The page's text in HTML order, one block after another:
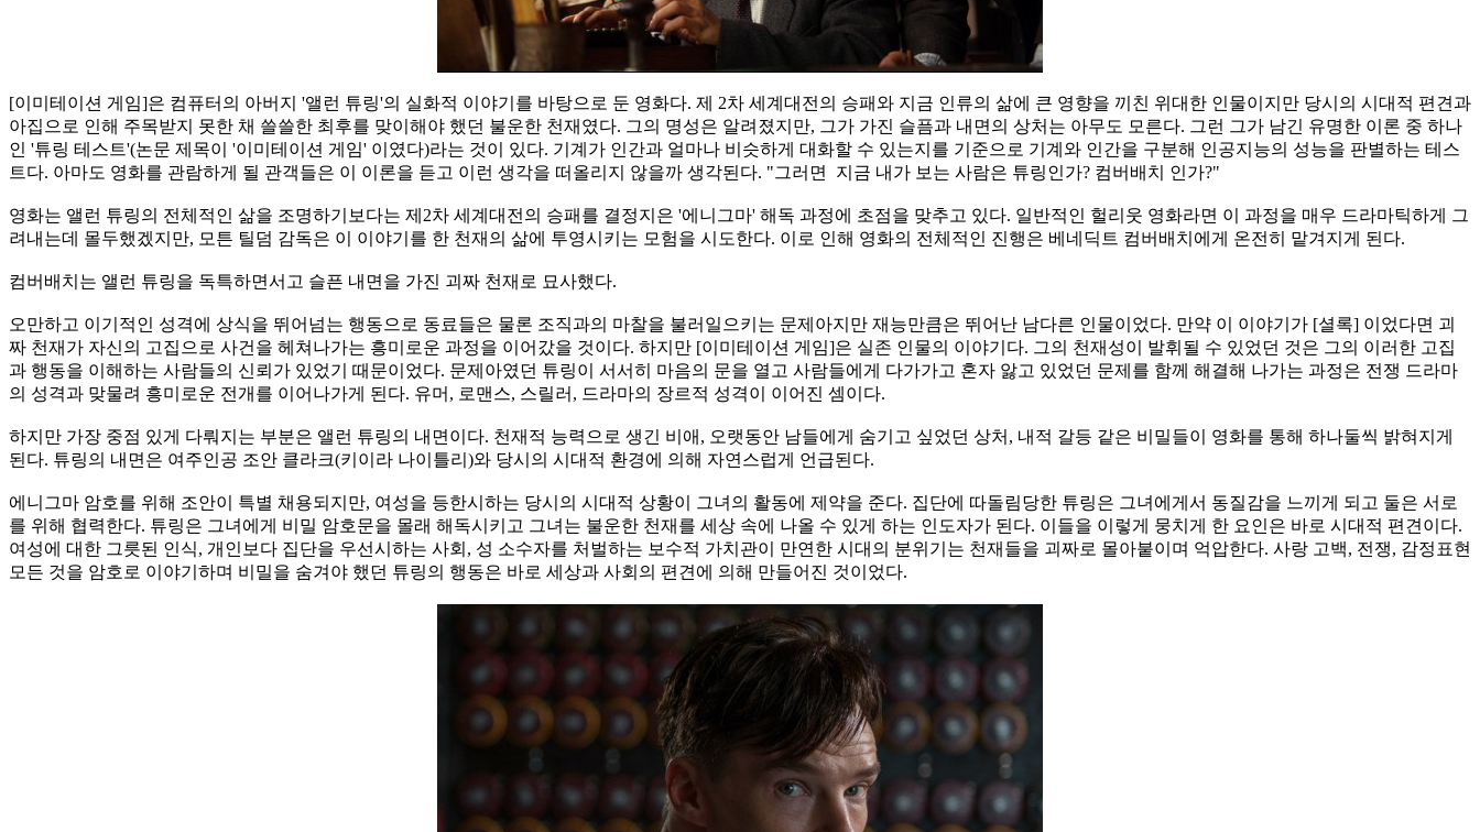
[이미테이션 게임]은 컴퓨터의 아버지 '앨런 튜링'의 실화적 이야기를 바탕으로 둔 영화다. 제 2차 세계대전의 승패와 지금 인류의 삶에 큰 영향을 끼친 위대한 인물이지만 당시의 시대적 편견과
아집으로 인해 주목받지 못한 채 쓸쓸한 최후를 맞이해야 했던 불운한 천재였다. 그의 명성은 알려졌지만, 그가 가진 슬픔과 내면의 상처는 아무도 모른다. 그런 그가 남긴 유명한 이론 중 하나
인 '튜링 테스트'(논문 제목이 '이미테이션 게임' 이였다)라는 것이 있다. 기계가 인간과 얼마나 비슷하게 대화할 수 있는지를 기준으로 기계와 인간을 구분해 인공지능의 성능을 판별하는 테스
트다. 아마도 영화를 관람하게 될 관객들은 이 이론을 듣고 이런 생각을 떠올리지 않을까 생각된다. "그러면 지금 내가 보는 사람은 튜링인가? 컴버배치 인가?"
영화는 앨런 튜링의 전체적인 삶을 조명하기보다는 제2차 세계대전의 승패를 결정지은 '에니그마' 해독 과정에 초점을 맞추고 있다. 일반적인 헐리웃 영화라면 이 과정을 매우 드라마틱하게 그
려내는데 몰두했겠지만, 모튼 틸덤 감독은 이 이야기를 한 천재의 삶에 투영시키는 모험을 시도한다. 이로 인해 영화의 전체적인 진행은 베네딕트 컴버배치에게 온전히 맡겨지게 된다.
컴버배치는 앨런 튜링을 독특하면서고 슬픈 내면을 가진 괴짜 천재로 묘사했다.
오만하고 이기적인 성격에 상식을 뛰어넘는 행동으로 동료들은 물론 조직과의 마찰을 불러일으키는 문제아지만 재능만큼은 뛰어난 남다른 인물이었다. 만약 이 이야기가 [셜록] 이었다면 괴
짜 천재가 자신의 고집으로 사건을 헤쳐나가는 흥미로운 과정을 이어갔을 것이다. 하지만 [이 미테이션 게임]은 실존 인물의 이야기다. 그의 천재성이 발휘될 수 있었던 것은 그의 이러한 고집
과 행동을 이해하는 사람들의 신뢰가 있었기 때문이었다. 문제아였던 튜링이 서서히 마음의 문을 열고 사람들에게 다가가고 혼자 앓고 있었던 문제를 함께 해결해 나가는 과정은 전쟁 드라마
의 성격과 맞물려 흥미로운 전개를 이어나가게 된다. 유머, 로맨스, 스릴러, 드라마의 장르적 성격이 이어진 셈이다.
하지만 가장 중점 있게 다뤄지는 부분은 앨런 튜링의 내면이다. 천재적 능력으로 생긴 비애, 오랫동안 남들에게 숨기고 싶었던 상처, 내적 갈등 같은 비밀들이 영화를 통해 하나둘씩 밝혀지게
된다. 튜링의 내면은 여주인공 조안 클라크(키이라 나이틀리)와 당시의 시대적 환경에 의해 자연스럽게 언급된다.
에니그마 암호를 위해 조안이 특별 채용되지만, 여성을 등한시하는 당시의 시대적 상황이 그녀의 활동에 제약을 준다. 집단에 따돌림당한 튜링은 그녀에게서 동질감을 느끼게 되고 둘은 서로
를 위해 협력한다. 튜링은 그녀에게 비밀 암호문을 몰래 해독시키고 그녀는 불운한 천재를 세상 속에 나올 수 있게 하는 인도자가 된다. 이들을 이렇게 뭉치게 한 요인은 바로 시대적 편견이다.
여성에 대한 그릇된 인식, 개인보다 집단을 우선시하는 사회, 성 소수자를 처벌하는 보수적 가치관이 만연한 시대의 분위기는 천재들을 괴짜로 몰아붙이며 억압한다. 사랑 고백, 전 쟁, 감정표현
모든 것을 암호로 이야기하며 비밀을 숨겨야 했던 튜링의 행동은 바로 세상과 사회의 편견에 의해 만들어진 것이었다.